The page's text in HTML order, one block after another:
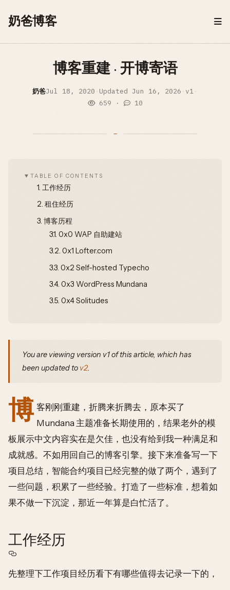
奶爸博客
博客重建 · 开博寄语
奶爸Jul 18, 2020 · Updated Jun 16, 2026 · v1·
659 · 10
TABLE OF CONTENTS
1. 工作经历
2. 租住经历
3. 博客历程
3.1. 0x0 WAP 自助建站
3.2. 0x1 Lofter.com
3.3. 0x2 Self-hosted Typecho
3.4. 0x3 WordPress Mundana
3.5. 0x4 Solitudes
You are viewing version v1 of this article, which has
been updated to v2.
博 客刚刚重建，折腾来折腾去，原本买了
Mundana 主题准备长期使用的，结果老外的模
板展示中文内容实在是欠佳，也没有给到我一种满足和
成就感。不如用回自己的博客引擎。接下来准备写一下
项目总结，智能合约项目已经完整的做了两个，遇到了
一些问题，积累了一些经验。打造了一些标准，想着如
果不做一下沉淀，那近一年算是白忙活了。
工作经历
先整理下工作项目经历看下有哪些值得去记录一下的，